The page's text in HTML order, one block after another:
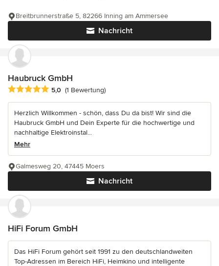
Nachricht
Breitbrunnerstraße 5, 82266 Inning am Ammersee
Haubruck GmbH
Durchschnittliche Bewertung: 5 von 5 Sternen
5,0 (1 Bewertung)
Herzlich Willkommen - schön, dass Du da bist! Wir sind die
Haubruck GmbH und Dein Experte für die hochwertige und
nachhaltige Elektroinstal...
Mehr
Nachricht
Galmesweg 20, 47445 Moers
HiFi Forum GmbH
Das HiFi Forum gehört seit 1991 zu den deutschlandweiten
Top-Adressen im Bereich HiFi, Heimkino und intelligente